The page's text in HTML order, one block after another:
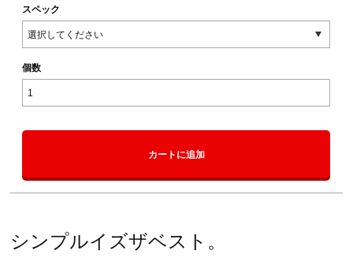
スペック
個数
カートに追加
シンプルイズザベスト。